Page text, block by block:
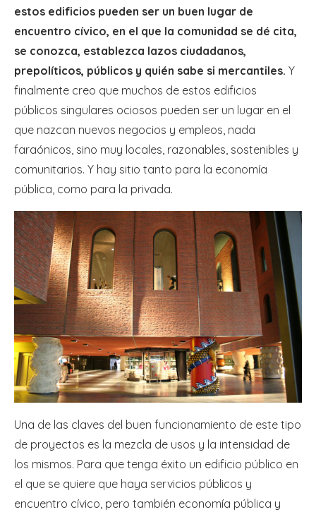
estos edificios pueden ser un buen lugar de
encuentro cívico, en el que la comunidad se dé cita,
se conozca, establezca lazos ciudadanos,
prepolíticos, públicos y quién sabe si mercantiles. Y
finalmente creo que muchos de estos edificios
públicos singulares ociosos pueden ser un lugar en el
que nazcan nuevos negocios y empleos, nada
faraónicos, sino muy locales, razonables, sostenibles y
comunitarios. Y hay sitio tanto para la economía
pública, como para la privada.
Una de las claves del buen funcionamiento de este tipo
de proyectos es la mezcla de usos y la intensidad de
los mismos. Para que tenga éxito un edificio público en
el que se quiere que haya servicios públicos y
encuentro cívico, pero también economía pública y